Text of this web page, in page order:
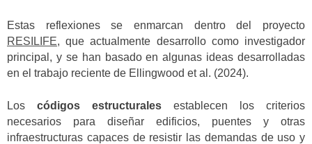
Estas reflexiones se enmarcan dentro del proyecto
RESILIFE, que actualmente desarrollo como investigador
principal, y se han basado en algunas ideas desarrolladas
en el trabajo reciente de Ellingwood et al. (2024).
Los códigos estructurales establecen los criterios
necesarios para diseñar edificios, puentes y otras
infraestructuras capaces de resistir las demandas de uso y